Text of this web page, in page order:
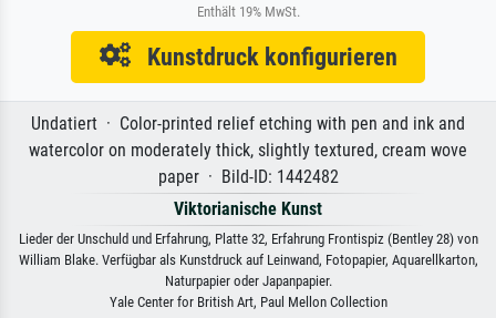
Enthält 19% MwSt.
Kunstdruck konfigurieren
Undatiert · Color-printed relief etching with pen and ink and
watercolor on moderately thick, slightly textured, cream wove
paper · Bild-ID: 1442482
Viktorianische Kunst
Lieder der Unschuld und Erfahrung, Platte 32, Erfahrung Frontispiz (Bentley 28) von
William Blake. Verfügbar als Kunstdruck auf Leinwand, Fotopapier, Aquarellkarton,
Naturpapier oder Japanpapier.
Yale Center for British Art, Paul Mellon Collection